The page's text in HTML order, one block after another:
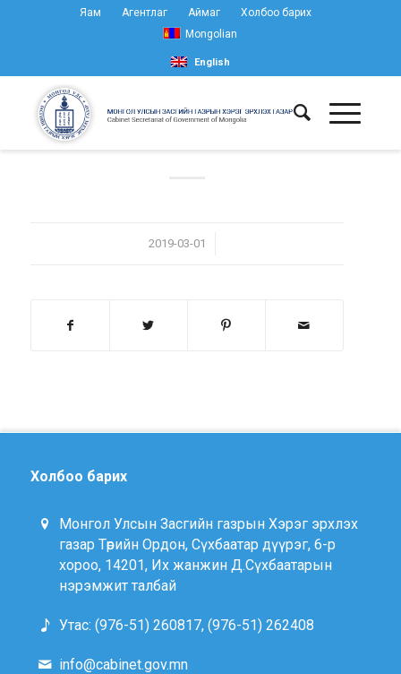
Яам Агентлаг Аймаг
Холбоо барих
Mongolian
English
2019-03-01
/
Холбоо барих
Монгол Улсын Засгийн газрын Хэрэг эрхлэх
газар Төрийн Ордон, Сүхбаатар дүүрэг, 6-р
хороо, 14201, Их жанжин Д.Сүхбаатарын
нэрэмжит талбай
Утас: (976-51) 260817, (976-51) 262408
info@cabinet.gov.mn